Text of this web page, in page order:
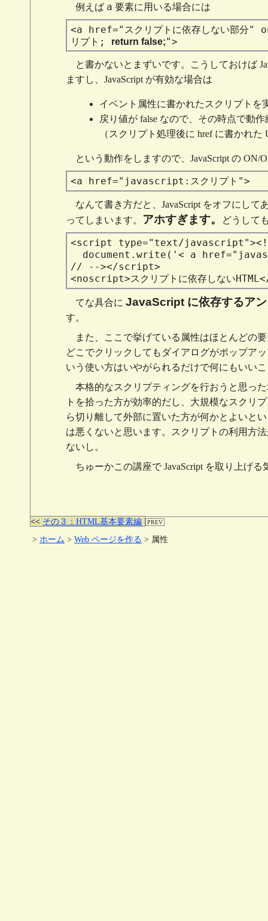
例えば a 要素に用いる場合には
<a href="スクリプトに依存しない部分"
リプト;
return false;">
と書かないとまずいです。こうしておけば
ますし、JavaScript が有効な場合は
イベント属性に書かれたスクリプトを
戻り値が false なので、その時点で動作
（スクリプト処理後に href に書かれ
という動作をしますので、JavaScript の
<a href="javascript:スクリプト">
なんて書き方だと、JavaScript をオフにし
ってしまいます。
アホすぎます。 どうして
<script type="text/
document.write('< a
// --></script>
<noscript>スクリプトに依存しないHTML
てな具合にJavaScript に依存するア
す。
また、ここで挙げている属性はほとんどの
どこでクリックしてもダイアログがポップア
いう使い方はいやがられるだけで何にもいい
本格的なスクリプティングを行おうと思っ
トを拾った方が効率的だし、大規模なスクリ
ら切り離して外部に置いた方が何かとよいと
は悪くないと思います。スクリプトの利用方
ないし。
ちゅーかこの講座で JavaScript を取り上げ
その３：HTML基本要素編
> ホーム > Web ページを作る > 属性